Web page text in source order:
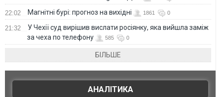
22:02 Магнітні бурі: прогноз на вихідні 1861 0
21:32
У Чехії суд вирішив вислати росіянку, яка вийшла заміж
за чеха по телефону
585 0
БІЛЬШЕ
АНАЛІТИКА